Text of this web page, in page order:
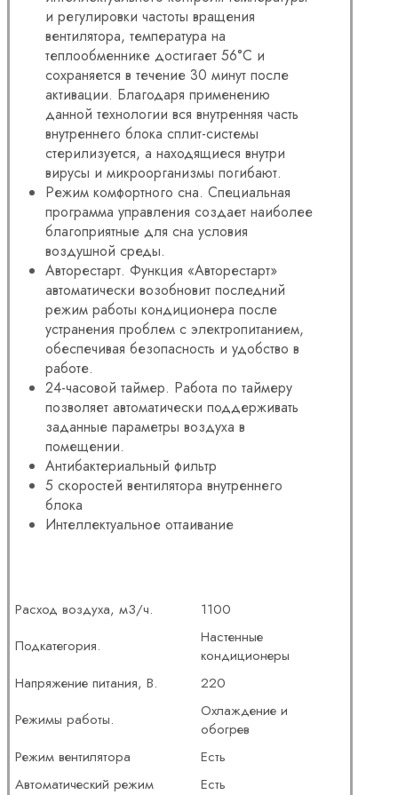
и регулировки частоты вращения
вентилятора, температура на
теплообменнике достигает 56°С и
сохраняется в течение 30 минут после
активации. Благодаря применению
данной технологии вся внутренняя часть
внутреннего блока сплит-системы
стерилизуется, а находящиеся внутри
вирусы и микроорганизмы погибают.
Режим комфортного сна. Специальная
программа управления создает наиболее
благоприятные для сна условия
воздушной среды.
Авторестарт. Функция «Авторестарт»
автоматически возобновит последний
режим работы кондиционера после
устранения проблем с электропитанием,
обеспечивая безопасность и удобство в
работе.
24-часовой таймер. Работа по таймеру
позволяет автоматически поддерживать
заданные параметры воздуха в
помещении.
Антибактериальный фильтр
5 скоростей вентилятора внутреннего
блока
Интеллектуальное оттаивание
Расход воздуха, м3/ч.
1100
Подкатегория.
Настенные
кондиционеры
Напряжение питания, В.
220
Режимы работы.
Охлаждение и
обогрев
Режим вентилятора
Есть
Автоматический режим
Есть